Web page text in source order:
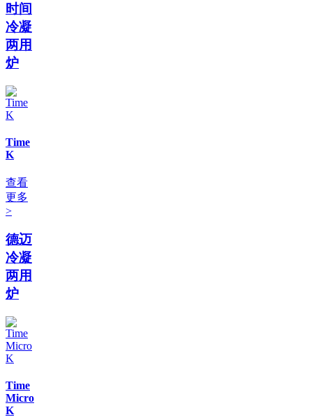
时间
冷凝
两用
炉
Time
K
查看
更多
>
德迈
冷凝
两用
炉
Time
Micro
K